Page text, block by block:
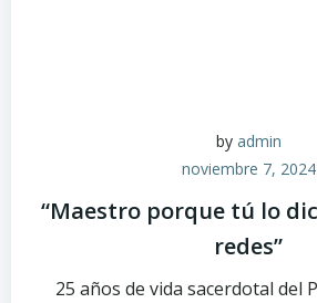
by admin
noviembre 7, 2024
“Maestro porque tú lo
redes”
25 años de vida sacerdotal del